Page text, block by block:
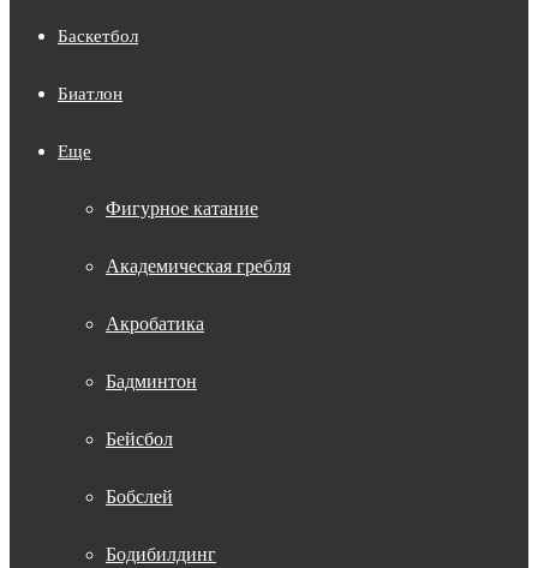
Баскетбол
Биатлон
Еще
Фигурное катание
Академическая гребля
Акробатика
Бадминтон
Бейсбол
Бобслей
Бодибилдинг